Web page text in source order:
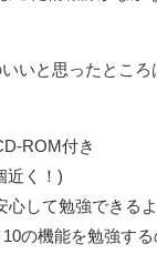
いと思ったところ
ROM付き
近く！)
心して勉強できる
の機能を勉強す